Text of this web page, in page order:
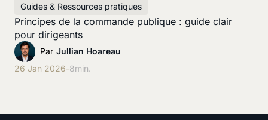
Guides & Ressources pratiques
Principes de la commande publique : guide clair
pour dirigeants
Par Jullian Hoareau
26 Jan 2026-8min.